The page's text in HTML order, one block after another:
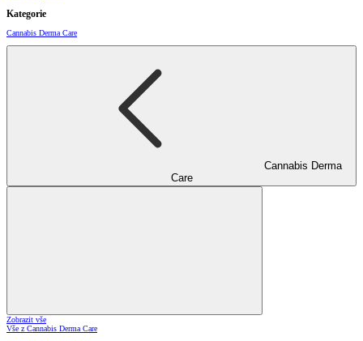
Kategorie
Cannabis Derma Care
Cannabis Derma
Care
Zobrazit vše
Vše z Cannabis Derma Care